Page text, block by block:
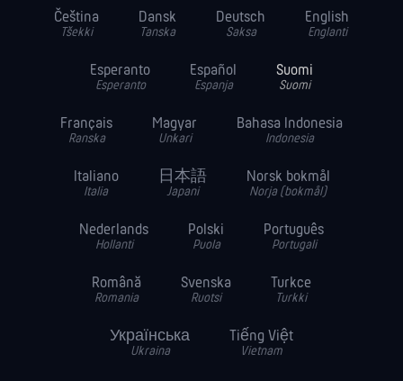
Čeština
Tšekki
Dansk
Tanska
Deutsch
Saksa
English
Englanti
Esperanto
Esperanto
Español
Espanja
Suomi
Suomi
Français
Ranska
Magyar
Unkari
Bahasa Indonesia
Indonesia
Italiano
Italia
日本語
Japani
Norsk bokmål
Norja (bokmål)
Nederlands
Hollanti
Polski
Puola
Português
Portugali
Română
Romania
Svenska
Ruotsi
Turkce
Turkki
Українська
Ukraina
Tiếng Việt
Vietnam